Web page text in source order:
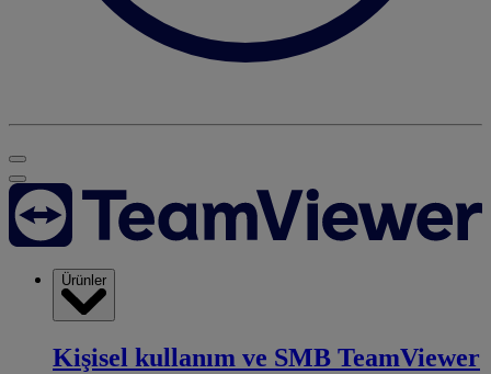
Ürünler
Kişisel kullanım ve SMB TeamViewer